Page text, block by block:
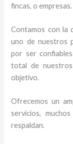
fincas, o empresas.
Contamos con la
uno de nuestros
por ser
total de
objetivo.
Ofrecemos un
servicios,
respaldan.